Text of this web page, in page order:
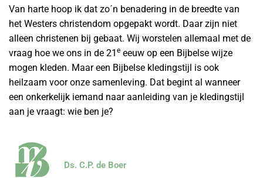
Van harte hoop ik dat zo´n benadering in de breedte van
het Westers christendom opgepakt wordt. Daar zijn niet
alleen christenen bij gebaat. Wij worstelen allemaal met de
vraag hoe we ons in de 21 e eeuw op een Bijbelse wijze
mogen kleden. Maar een Bijbelse kledingstijl is ook
heilzaam voor onze samenleving. Dat begint al wanneer
een onkerkelijk iemand naar aanleiding van je kledingstijl
aan je vraagt: wie ben je?
Ds. C.P. de Boer